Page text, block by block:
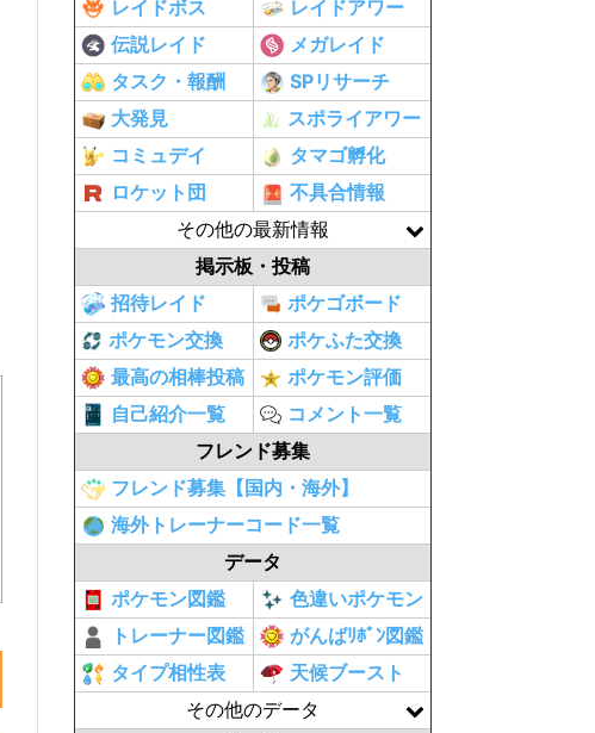
レイドボス
レイドアワー
伝説レイド
メガレイド
タスク・報酬
SPリサーチ
大発見
スポライアワー
コミュデイ
タマゴ孵化
ロケット団
不具合情報
その他の最新情報
掲示板・投稿
招待レイド
ポケゴボード
ポケモン交換
ポケふた交換
最高の相棒投稿
ポケモン評価
自己紹介一覧
コメント一覧
フレンド募集
フレンド募集【国内・海外】
海外トレーナーコード一覧
データ
ポケモン図鑑
色違いポケモン
トレーナー図鑑
がんばﾘﾎﾞﾝ図鑑
タイプ相性表
天候ブースト
その他のデータ